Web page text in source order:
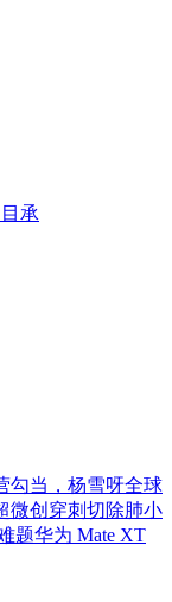
承
勾当，杨雪呀全球
微创穿刺切除肺小
题华为 Mate XT